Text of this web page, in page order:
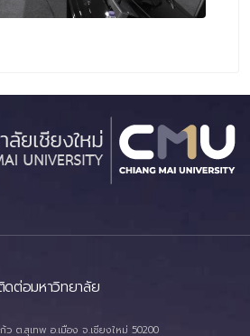
ดต่อมหาวิทยาลัย
ต.สุเทพ อ.เมือง จ.เชียงใหม่ 50200